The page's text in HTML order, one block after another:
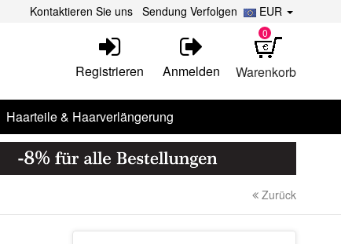
EUR
Kontaktieren Sie uns Sendung Verfolgen
Warenkorb
0
Registrieren Anmelden
Haarteile & Haarverlängerung
Zurück